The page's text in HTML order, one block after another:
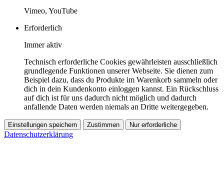
Vimeo, YouTube
Erforderlich
Immer aktiv
Technisch erforderliche Cookies gewährleisten ausschließlich
grundlegende Funktionen unserer Webseite. Sie dienen zum
Beispiel dazu, dass du Produkte im Warenkorb sammeln oder
dich in dein Kundenkonto einloggen kannst. Ein Rückschluss
auf dich ist für uns dadurch nicht möglich und dadurch
anfallende Daten werden niemals an Dritte weitergegeben.
Einstellungen speichern Zustimmen Nur erforderliche
Datenschutzerklärung